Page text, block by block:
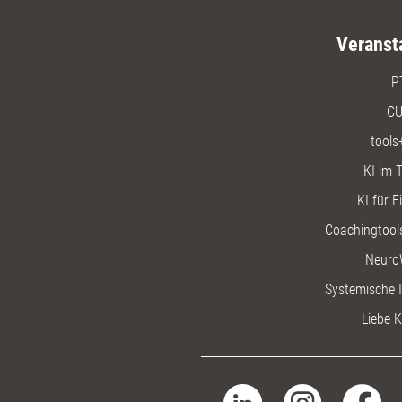
KI im
KI für
Systemische
Liebe